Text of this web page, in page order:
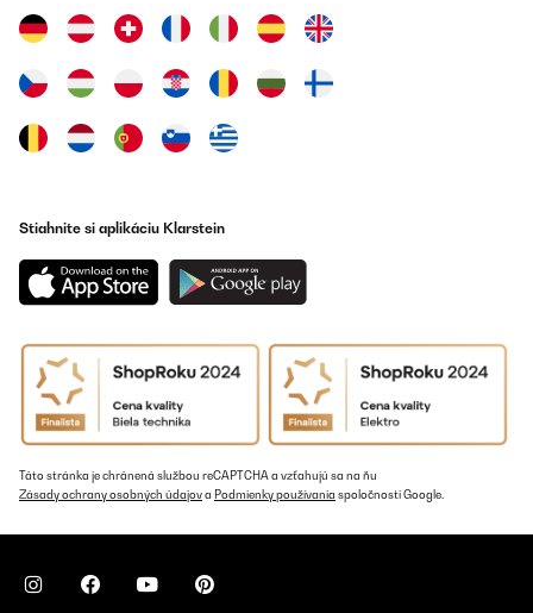
Stiahnite si aplikáciu Klarstein
Táto stránka je chránená službou reCAPTCHA a vzťahujú sa na ňu
Zásady ochrany osobných údajova Podmienky používania spoločnosti Google.